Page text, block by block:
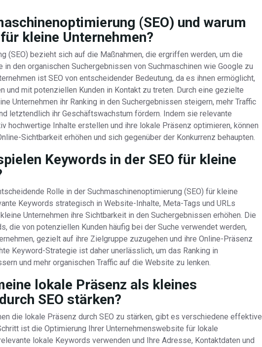
(SEO) und warum
kleine Unternehmen?
(SEO) bezieht sich auf die Maßnahmen, die ergriffen werden, um die
den organischen Suchergebnissen von Suchmaschinen wie Google zu
ist SEO von entscheidender Bedeutung, da es ihnen ermöglicht,
und mit potenziellen Kunden in Kontakt zu treten. Durch eine gezielte
Unternehmen ihr Ranking in den Suchergebnissen steigern, mehr Traffic
letztendlich ihr Geschäftswachstum fördern. Indem sie relevante
hochwertige Inhalte erstellen und ihre lokale Präsenz optimieren, können
Sichtbarkeit erhöhen und sich gegenüber der Konkurrenz behaupten.
Keywords in der SEO für kleine
Rolle in der Suchmaschinenoptimierung (SEO) für kleine
Keywords strategisch in Website-Inhalte, Meta-Tags und URLs
Unternehmen ihre Sichtbarkeit in den Suchergebnissen erhöhen. Die
die von potenziellen Kunden häufig bei der Suche verwendet werden,
gezielt auf ihre Zielgruppe zuzugehen und ihre Online-Präsenz
Keyword-Strategie ist daher unerlässlich, um das Ranking in
und mehr organischen Traffic auf die Website zu lenken.
lokale Präsenz als kleines
SEO stärken?
die lokale Präsenz durch SEO zu stärken, gibt es verschiedene effektive
ist die Optimierung Ihrer Unternehmenswebsite für lokale
lokale Keywords verwenden und Ihre Adresse, Kontaktdaten und